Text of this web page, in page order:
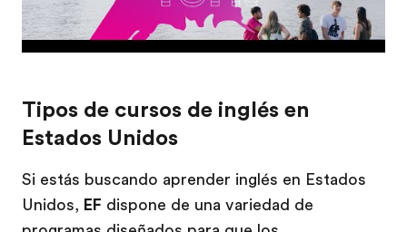
Tipos de cursos de inglés en
Estados Unidos
Si estás buscando aprender inglés en Estados
Unidos, EF dispone de una variedad de